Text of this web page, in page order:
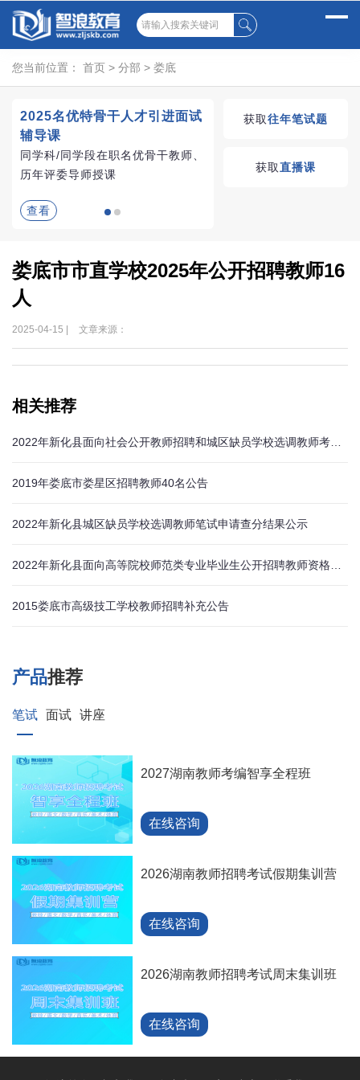
您当前位置： 首页 > 分部 > 娄底
2025名优特骨干人才引进面试
辅导课
同学科/同学段在职名优骨干教师、
历年评委导师授课
查看
湖南教师招聘考试优
获取往年笔试题
获取直播课
娄底市市直学校2025年公开招聘教师16
人
2025-04-15 | 文章来源：
相关推荐
2019年娄底市娄星区招聘教师40名公告
2022年新化县城区缺员学校选调教师笔试申请查分结果公示
2015娄底市高级技工学校教师招聘补充公告
产品推荐
笔试 面试 讲座
2027湖南教师考编智享全程班
在线咨询
2026湖南教师招聘考试假期集训营
在线咨询
2026湖南教师招聘考试周末集训班
在线咨询